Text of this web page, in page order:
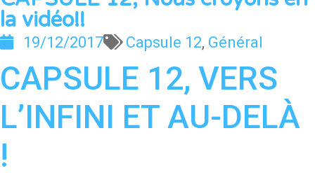
la vidéo!!
19/12/2017 Capsule 12, Général
CAPSULE 12, VERS
L’INFINI ET AU-DELÀ
!